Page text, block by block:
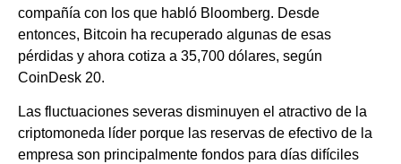
compañía con los que habló Bloomberg. Desde
entonces, Bitcoin ha recuperado algunas de esas
pérdidas y ahora cotiza a 35,700 dólares, según
CoinDesk 20.
Las fluctuaciones severas disminuyen el atractivo de la
criptomoneda líder porque las reservas de efectivo de la
empresa son principalmente fondos para días difíciles